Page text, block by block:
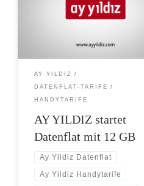
GB AY YILDIZ startet als erster
im Ethno-Segment ein Datenpaket
können Kunden der
AY YILDIZ
DATENFLAT-TARIFE
HANDYTARIFE
AY YILDIZ startet
Datenflat mit 12 GB
Ay Yildiz Datenflat
Ay Yildiz Handytarife